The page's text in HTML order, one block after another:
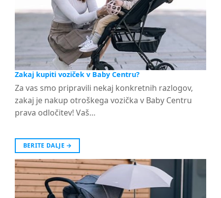
Zakaj kupiti voziček v Baby Centru?
Za vas smo pripravili nekaj konkretnih razlogov,
zakaj je nakup otroškega vozička v Baby Centru
prava odločitev! Vaš…
BERITE DALJE →